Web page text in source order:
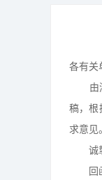
各有关
由浙
稿，根
求意见。
诚挚
回函